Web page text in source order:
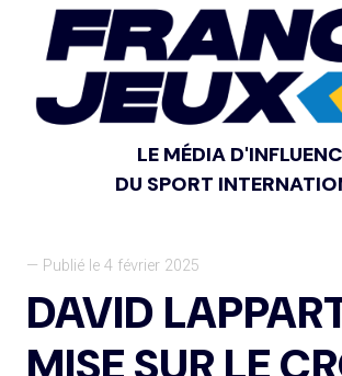
LE MÉDIA
DU SPORT
— Publié le 4 février 2025
DAVID